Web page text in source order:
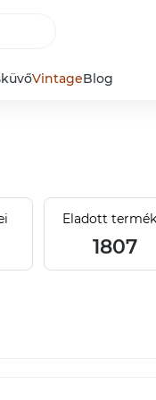
VintageBlog
Eladott
1807